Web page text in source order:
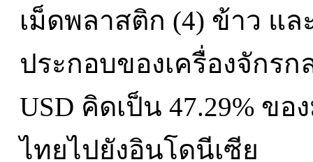
เม็ดพลาสติก (4) ข้าว แล
ประกอบของเครื่องจักร
USD คิดเป็น 47.29% ข
ไทยไปยังอินโดนีเซีย